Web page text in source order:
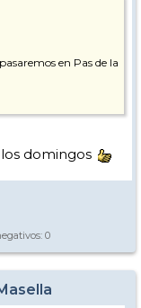
en Pas de la
domingos
0